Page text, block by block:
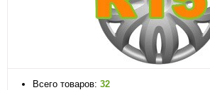
Всего товаров: 32